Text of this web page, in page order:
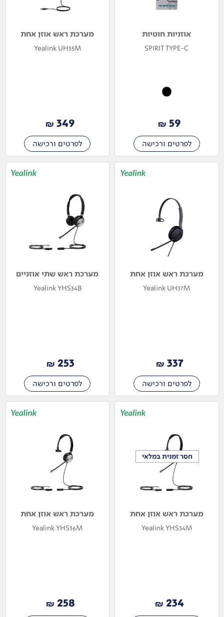
אוזניות חוטיות
SPIRIT TYPE-C
59
₪
לפרטים ורכישה
מערכת ראש אוזן אחת
Yealink UH35M
349
₪
לפרטים ורכישה
מערכת ראש אוזן אחת
Yealink UH37M
337
₪
לפרטים ורכישה
מערכת ראש שתי אוזניים
Yealink YHS34B
253
₪
לפרטים ורכישה
חסר זמנית במלאי
חסר זמנית במלאי
מערכת ראש אוזן אחת
Yealink YHS34M
234
₪
מערכת ראש אוזן אחת
Yealink YHS36M
258
₪